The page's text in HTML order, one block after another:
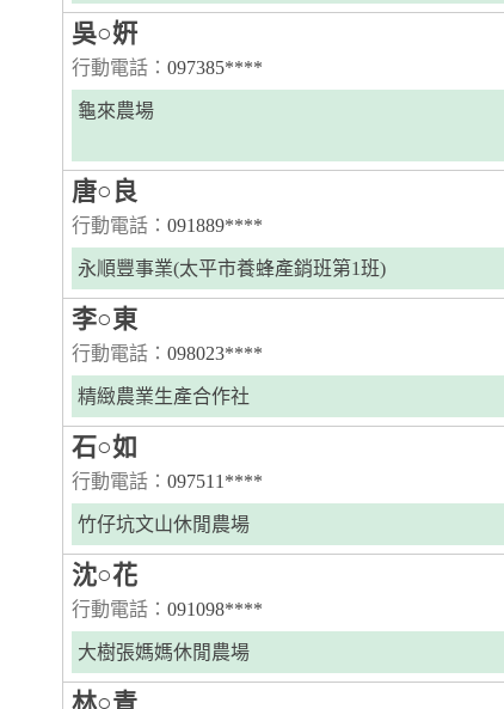
吳○姸
行動電話： 097385****
龜來農場
唐○良
行動電話： 091889****
永順豐事業(太平市養蜂產銷班第1班)
李○東
行動電話： 098023****
精緻農業生產合作社
石○如
行動電話： 097511****
竹仔坑文山休閒農場
沈○花
行動電話： 091098****
大樹張媽媽休閒農場
林○青